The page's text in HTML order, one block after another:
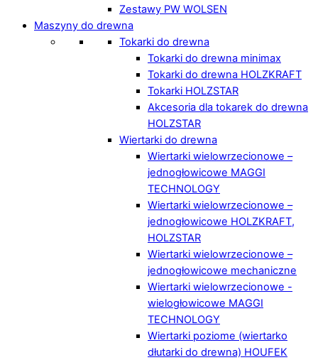
Zestawy PW WOLSEN
Maszyny do drewna
Tokarki do drewna
Tokarki do drewna minimax
Tokarki do drewna HOLZKRAFT
Tokarki HOLZSTAR
Akcesoria dla tokarek do drewna
HOLZSTAR
Wiertarki do drewna
Wiertarki wielowrzecionowe –
jednogłowicowe MAGGI
TECHNOLOGY
Wiertarki wielowrzecionowe –
jednogłowicowe HOLZKRAFT,
HOLZSTAR
Wiertarki wielowrzecionowe –
jednogłowicowe mechaniczne
Wiertarki wielowrzecionowe -
wielogłowicowe MAGGI
TECHNOLOGY
Wiertarki poziome (wiertarko
dłutarki do drewna) HOUFEK